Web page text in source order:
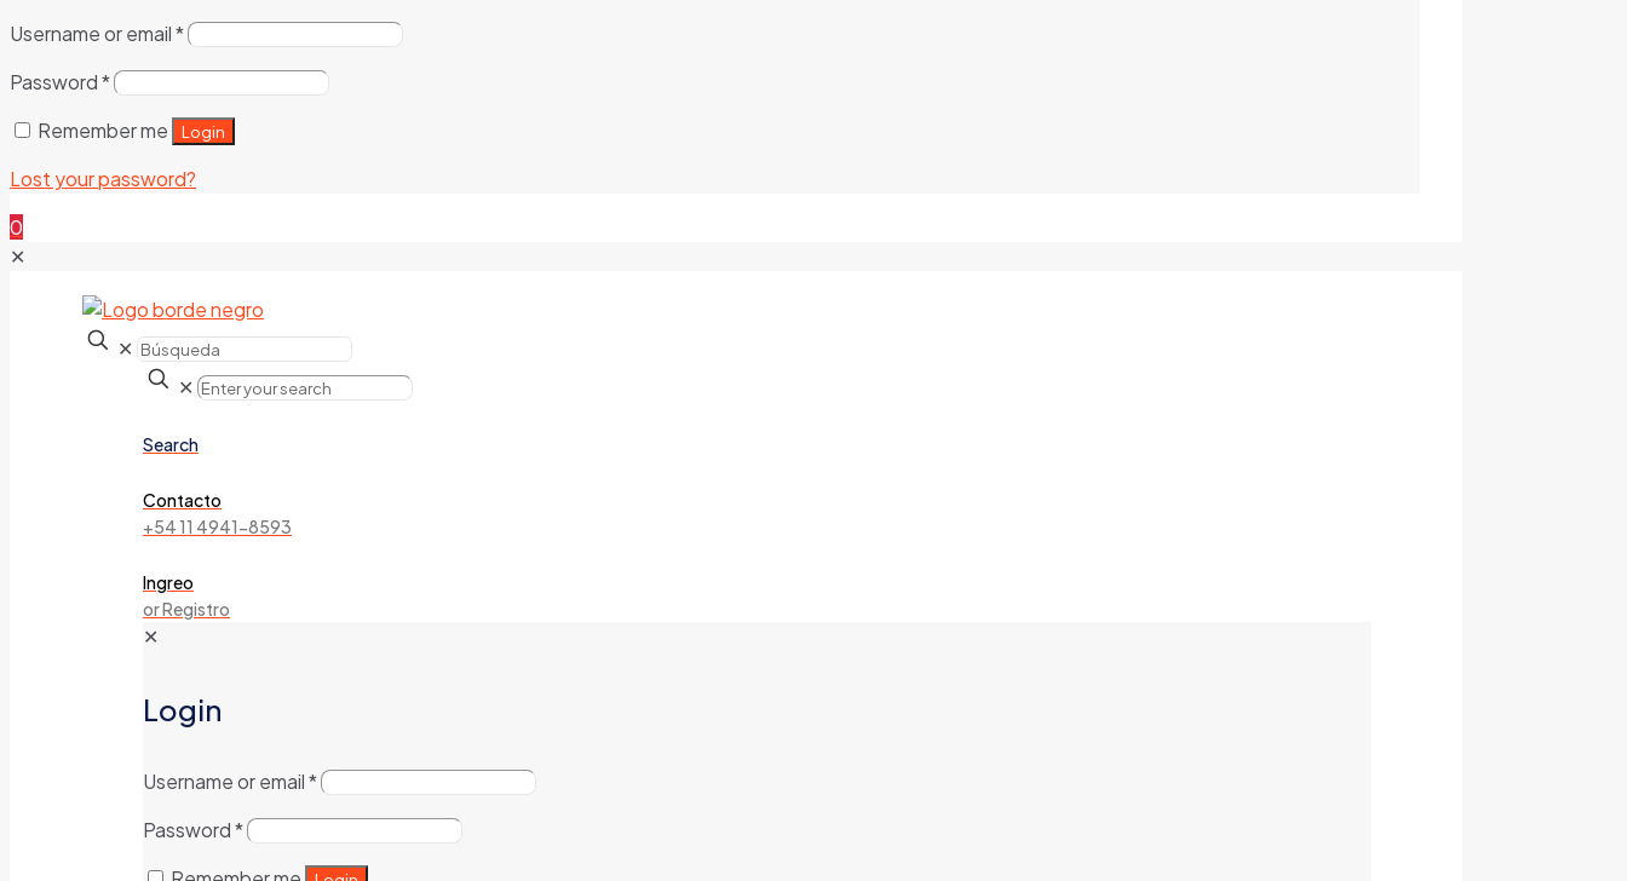
Username or email*
Password*
Remember me
Login
Lost your password?
0
✕
✕
✕
Search
Contacto
+54 11 4941-8593
Ingreo
or Registro
✕
Login
Username or email*
Password*